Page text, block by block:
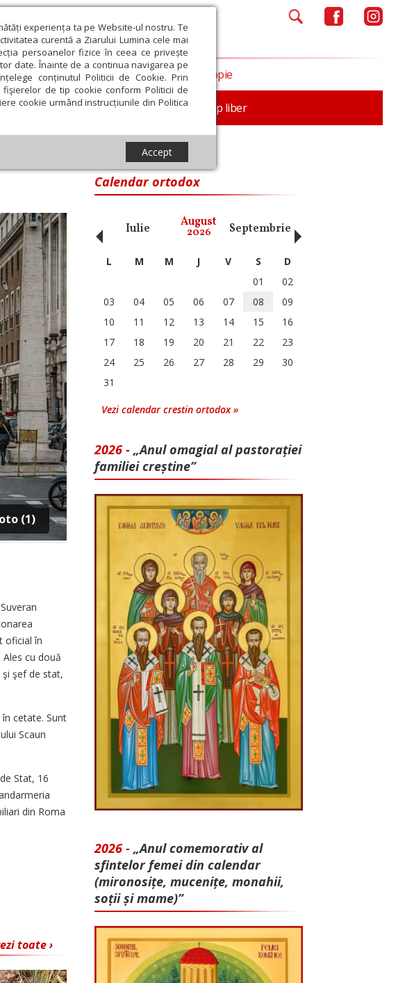
experiența ta pe Website-ul nostru. Te
curentă a Ziarului Lumina cele mai
persoanelor fizice în ceea ce privește
date. Înainte de a continua navigarea pe
conținutul Politicii de Cookie. Prin
de tip cookie conform Politicii de
cookie urmând instrucțiunile din Politica
Accept
Societate
Religie și știință Familie Timp liber
Opinii Filantropie
(1)
oficial în
cu două
şef de stat,
cetate. Sunt
Scaun
Stat, 16
din Roma
toate ›
Calendar ortodox
Mai Iulie August
2026 Septembrie Octombrie
‹ L M M J V S
D
01
02
03
04 05 06 07 08
09
10
11 12 13 14 15
16
17
18 19 20 21 22
23
24
25 26 27 28 29
30
31
Vezi calendar crestin ortodox »
2026 - „Anul omagial al pastorației
familiei creștine”
2026 - „Anul comemorativ al
sfintelor femei din calendar
(mironosițe, mu­cenițe, monahii,
soții și mame)”